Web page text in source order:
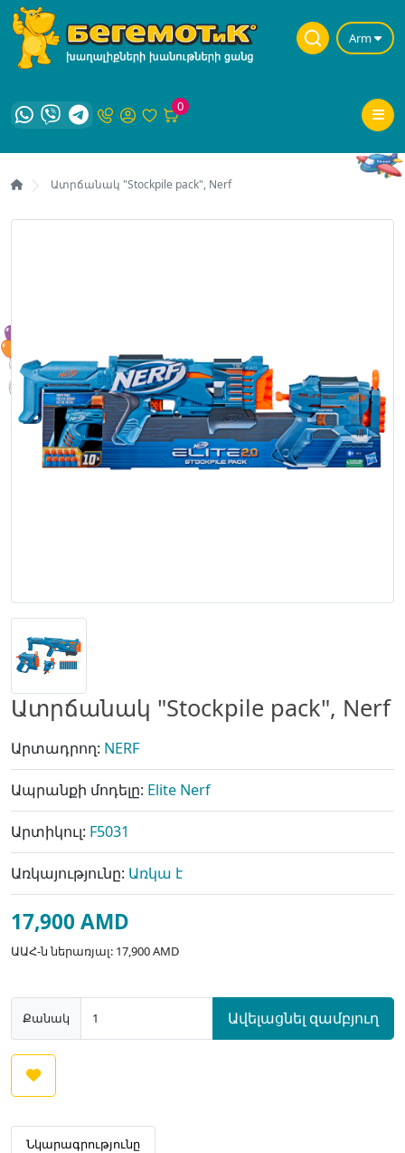
Arm
0
Ատրճանակ "Stockpile pack", Nerf
Ատրճանակ "Stockpile pack", Nerf
Արտադրող: NERF
Ապրանքի մոդելը: Elite Nerf
Արտիկուլ: F5031
Առկայությունը: Առկա է
17,900 AMD
ԱԱՀ-ն ներառյալ: 17,900 AMD
Քանակ Ավելացնել զամբյուղ
Նկարագրությունը